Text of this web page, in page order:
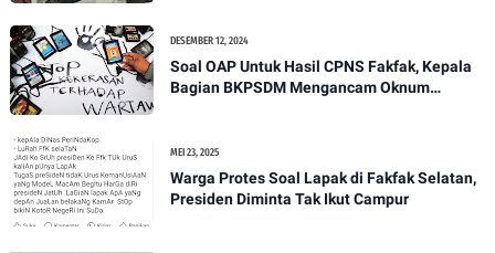
DESEMBER 12, 2024
Soal OAP Untuk Hasil CPNS Fakfak, Kepala
Bagian BKPSDM Mengancam Oknum
MEI 23, 2025
Warga Protes Soal Lapak di Fakfak Selatan,
Presiden Diminta Tak Ikut Campur